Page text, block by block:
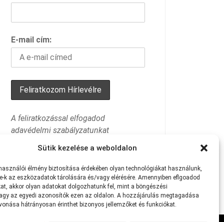
Sütik kezelése a weboldalon
élmény biztosítása érdekében olyan technológiákat használunk,
k az eszközadatok tárolására és/vagy elérésére. Amennyiben eflgoadod
, akkor olyan adatokat dolgozhatunk fel, mint a böngészési
az egyedi azonosítók ezen az oldalon. A hozzájárulás megtagadása
hátrányosan érinthet bizonyos jellemzőket ésfunkciókat.
E-mail cím:
A feliratkozással elfogadod
adavédelmi szabályzatunkat